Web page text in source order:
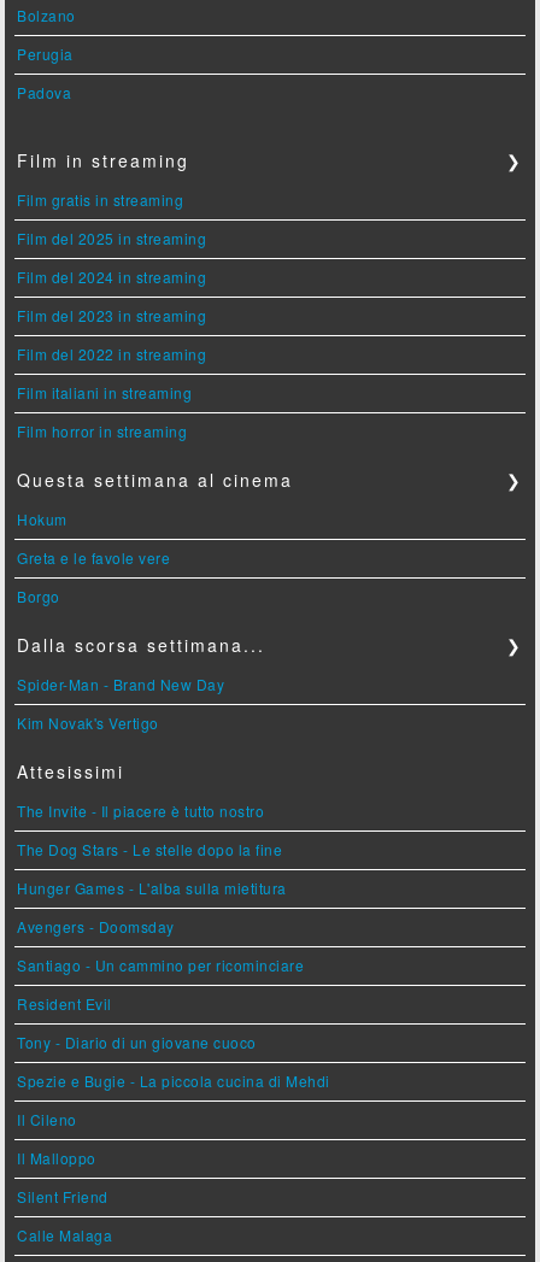
Bolzano
Perugia
Padova
Film in streaming ❯
Film gratis in streaming
Film del 2025 in streaming
Film del 2024 in streaming
Film del 2023 in streaming
Film del 2022 in streaming
Film italiani in streaming
Film horror in streaming
Questa settimana al cinema ❯
Hokum
Greta e le favole vere
Borgo
Dalla scorsa settimana... ❯
Spider-Man - Brand New Day
Kim Novak's Vertigo
Attesissimi
The Invite - Il piacere è tutto nostro
The Dog Stars - Le stelle dopo la fine
Hunger Games - L'alba sulla mietitura
Avengers - Doomsday
Santiago - Un cammino per ricominciare
Resident Evil
Tony - Diario di un giovane cuoco
Spezie e Bugie - La piccola cucina di Mehdi
Il Cileno
Il Malloppo
Silent Friend
Calle Malaga